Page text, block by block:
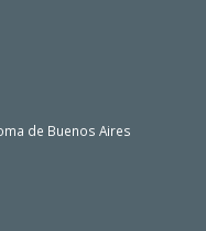
de Buenos Aires